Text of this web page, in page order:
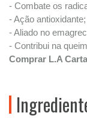
- Combate os
- Ação antioxidante;
- Aliado no
- Contribui na
Comprar L.A